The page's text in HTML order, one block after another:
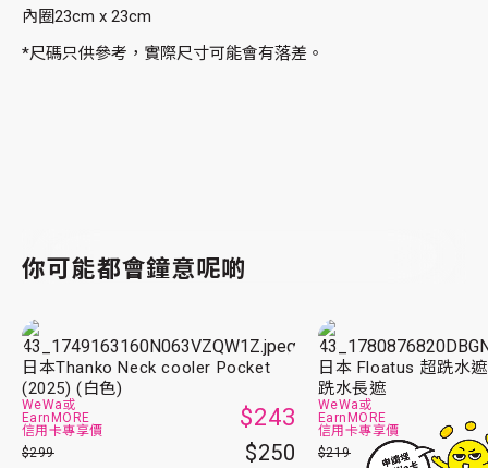
內圈23cm x 23cm
*尺碼只供參考，實際尺寸可能會有落差。
你可能都會鐘意呢啲
日本Thanko Neck cooler Pocket
(2025) (白色)
WeWa或
EarnMORE
信用卡專享價
$243
$299 $250
日本 Floatus 超跣水
跣水長遮
WeWa或
EarnMORE
信用卡專享價
$219